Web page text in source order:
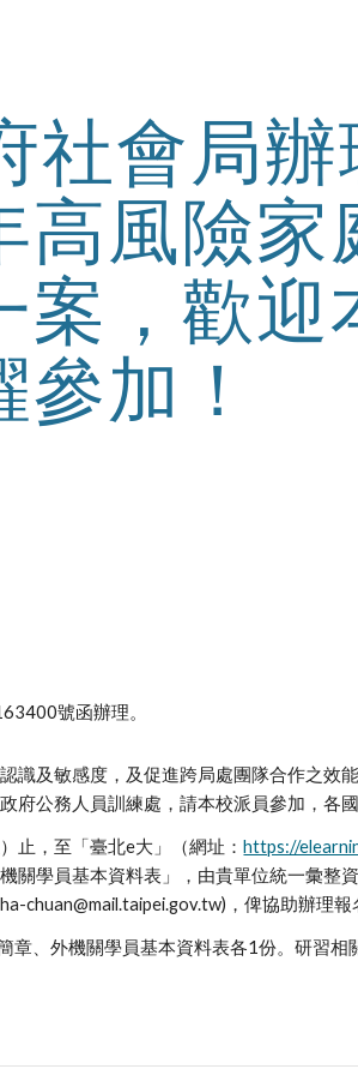
社會局
風險家
案，歡迎
參加！
號函辦理。
識及敏感度，及促進跨局處團隊合作之效
公務人員訓練處，請本校派員參加，各
止，至「臺北e大」（網址：https://
關學員基本資料表」，由貴單位統一彙整
chuan@mail.taipei.gov.tw)，俾協助辦理報
、外機關學員基本資料表各1份。研習相